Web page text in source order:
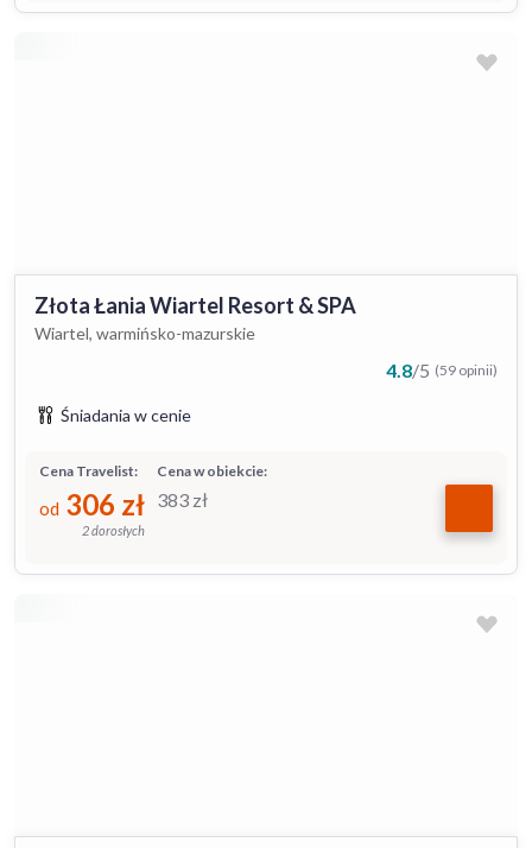
Złota Łania Wiartel Resort & SPA
Wiartel, warmińsko-mazurskie
4.8/5 (59 opinii)
Śniadania w cenie
Cena w obiekcie:
383 zł
Cena Travelist:
od 306 zł
2 dorosłych